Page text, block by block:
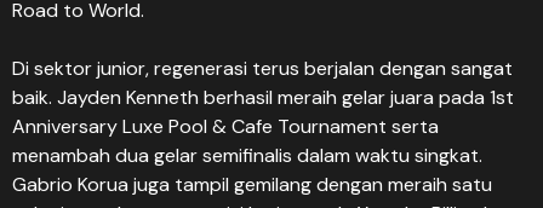
Road to World.
Di sektor junior, regenerasi terus berjalan dengan sangat
baik. Jayden Kenneth berhasil meraih gelar juara pada 1st
Anniversary Luxe Pool & Cafe Tournament serta
menambah dua gelar semifinalis dalam waktu singkat.
Gabrio Korua juga tampil gemilang dengan meraih satu